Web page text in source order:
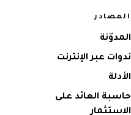
المصادر
المدوّنة
ندوات عبر الإنترنت
الأدلة
حاسبة العائد على
الاستثمار